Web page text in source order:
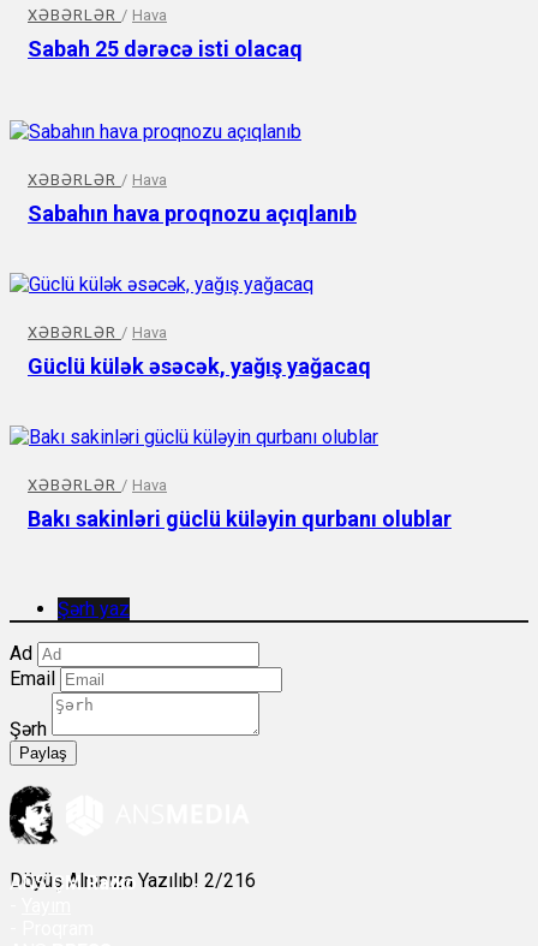
XƏBƏRLƏR / Hava
Sabah 25 dərəcə isti olacaq
XƏBƏRLƏR / Hava
Sabahın hava proqnozu açıqlanıb
XƏBƏRLƏR / Hava
Güclü külək əsəcək, yağış yağacaq
XƏBƏRLƏR / Hava
Bakı sakinləri güclü küləyin qurbanı olublar
Şərh yaz
Ad
Email
Şərh
Paylaş
Döyüş Alnınıza Yazılıb! 2/216
ANSÇM Radio